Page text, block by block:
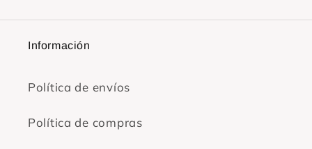
Información
Política de envíos
Política de compras